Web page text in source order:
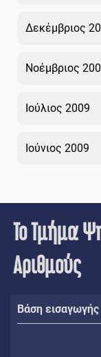
Δεκέμβριος
Νοέμβριος
Ιούλιος 2009
Ιούνιος 2009
Το Τμήμα
Αριθμούς
Βάση